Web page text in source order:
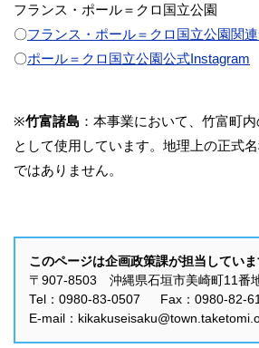
フランス・ポール＝クロ国立公園
〇フランス・ポール＝クロ国立公園関
〇ポール＝クロ国立公園公式Instagram
※竹富諸島 ：本事業において、竹富町
として使用しています。地理上の正式
ではありません。
このページは企画政策課が担当していま
〒907-8503 沖縄県石垣市美崎町11番
Tel：0980-83-0507 Fax：0980-82-
E-mail：